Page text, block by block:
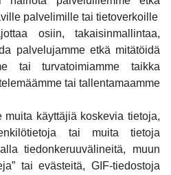
palvelimille tai tietoverkoille
osiin, takaisinmallintaa,
palvelujamme etkä mitätöidä
tai turvatoimiamme taikka
tai tallentamaamme
muita käyttäjiä koskevia tietoja,
tai muita tietoja
tiedonkeruuvälineitä, muun
tai evästeitä, GIF-tiedostoja